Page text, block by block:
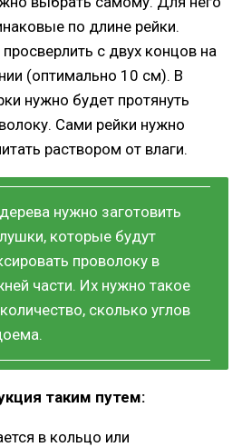
по длине рейки.
с двух концов на
(оптимально 10 см). В
нужно будет протянуть
Сами рейки нужно
раствором от влаги.
нужно заготовить
которые будут
проволоку в
части. Их нужно такое
сколько углов
таким путем:
в кольцо или